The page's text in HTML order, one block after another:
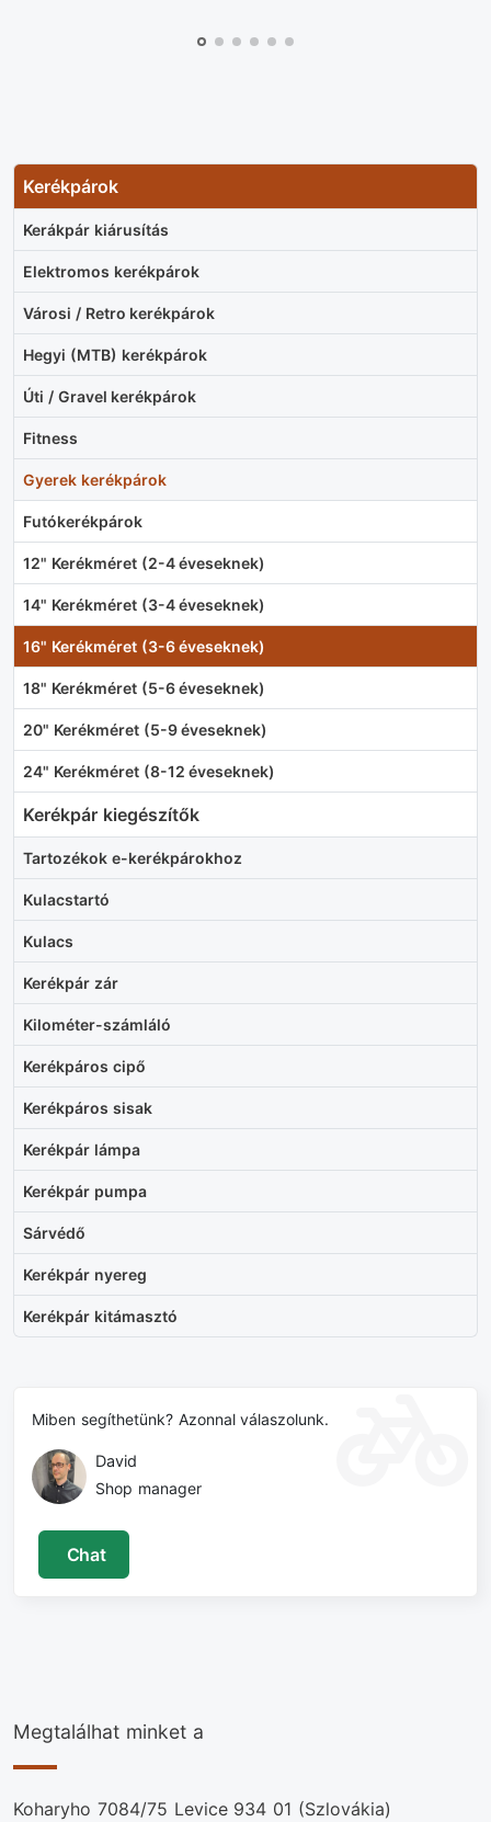
Kerékpárok
Kerákpár kiárusítás
Elektromos kerékpárok
Városi / Retro kerékpárok
Hegyi (MTB) kerékpárok
Úti / Gravel kerékpárok
Fitness
Gyerek kerékpárok
Futókerékpárok
12" Kerékméret (2-4 éveseknek)
14" Kerékméret (3-4 éveseknek)
16" Kerékméret (3-6 éveseknek)
18" Kerékméret (5-6 éveseknek)
20" Kerékméret (5-9 éveseknek)
24" Kerékméret (8-12 éveseknek)
Kerékpár kiegészítők
Tartozékok e-kerékpárokhoz
Kulacstartó
Kulacs
Kerékpár zár
Kilométer-számláló
Kerékpáros cipő
Kerékpáros sisak
Kerékpár lámpa
Kerékpár pumpa
Sárvédő
Kerékpár nyereg
Kerékpár kitámasztó
Miben segíthetünk? Azonnal válaszolunk.
David
Shop manager
Chat
Megtalálhat minket a
Koharyho 7084/75 Levice 934 01 (Szlovákia)